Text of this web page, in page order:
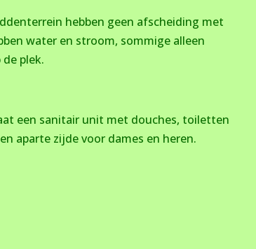
hebben geen afscheiding met
water en stroom, sommige alleen
plek.
een sanitair unit met douches, toiletten
aparte zijde voor dames en heren.